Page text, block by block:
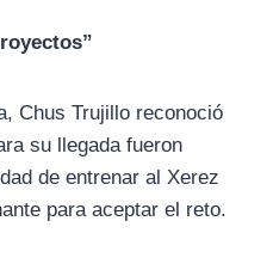
Chus Trujillo reconoció
su llegada fueron
de entrenar al Xerez
para aceptar el reto.